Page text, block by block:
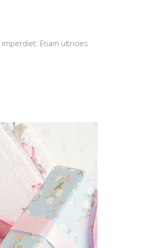
Etiam ultricies